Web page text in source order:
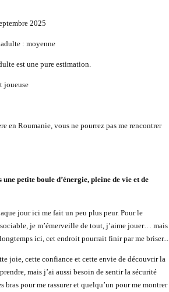
2025
: moyenne
est une pure estimation.
joueuse
en Roumanie, vous ne pourrez pas me rencontrer
petite boule d’énergie, pleine de vie et de
jour ici me fait un peu plus peur. Pour le
je m’émerveille de tout, j’aime jouer… mais
ici, cet endroit pourrait finir par me briser...
joie, cette confiance et cette envie de découvrir la
mais j’ai aussi besoin de sentir la sécurité
bras pour me rassurer et quelqu’un pour me montrer